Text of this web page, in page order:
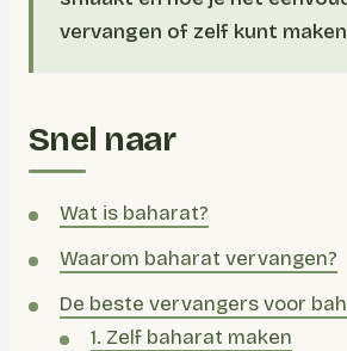
vervangen of zelf kunt
Snel naar
Wat is baharat?
Waarom baharat vervangen?
De beste vervangers voor
1. Zelf baharat maken